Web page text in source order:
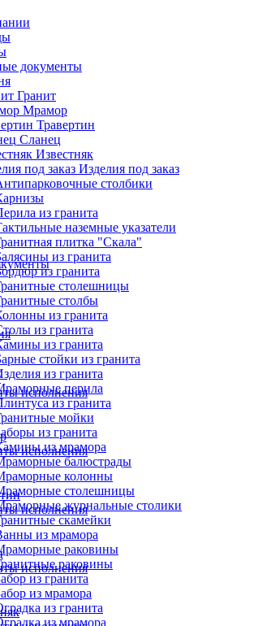
документы
Гранит
Мрамор
Травертин
Сланец
Известняк
Изделия под заказ
столбики
из гранита
наземные указатели
плитка "Скала"
из гранита
из гранита
столешницы
столбы
из гранита
из гранита
из гранита
стойки из гранита
из гранита
перила
из гранита
мойки
из гранита
из мрамора
балюстрады
колонны
столешницы
журнальные столики
скамейки
из мрамора
раковины
раковины
из гранита
из мрамора
из гранита
из мрамора
исполнения
исполнения
исполнения
исполнения